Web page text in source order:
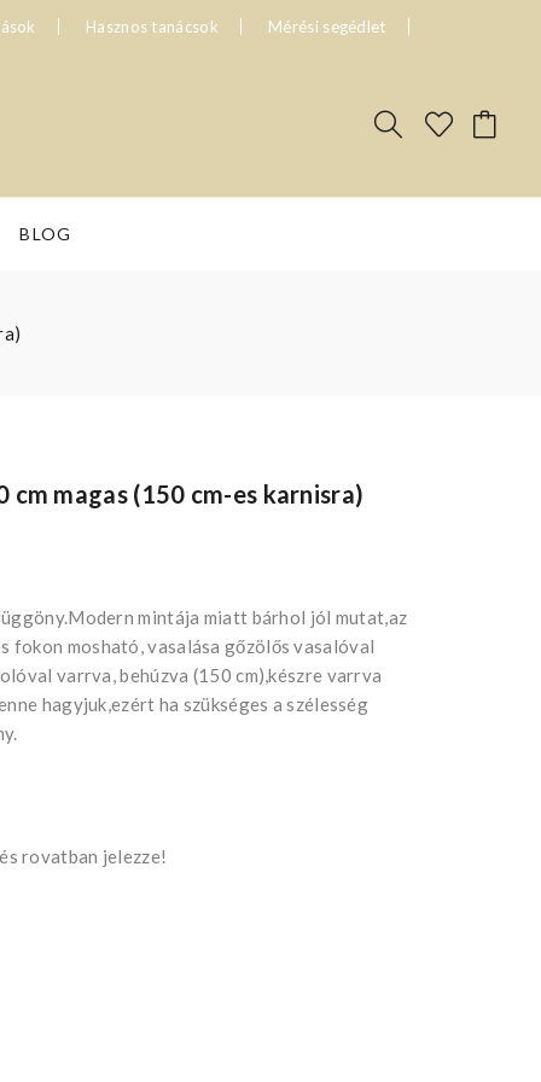
Hasznos tanácsok Mérési segédlet
BLOG
magas (150 cm-es karnisra)
mintája miatt bárhol jól mutat,az
fokon mosható, vasalása gőzölős vasalóval
varrva, behúzva (150 cm),készre varrva
hagyjuk,ezért ha szükséges a szélesség
rovatban jelezze!